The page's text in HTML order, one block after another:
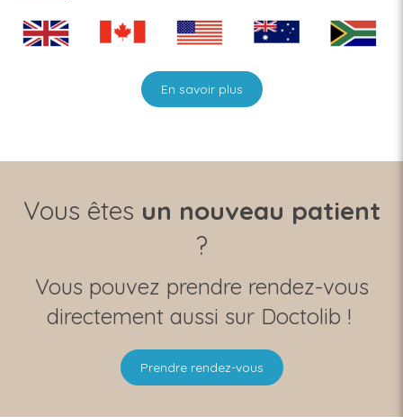
En savoir plus
Vous êtes un nouveau patient
?
Vous pouvez prendre rendez-vous
directement aussi sur Doctolib !
Prendre rendez-vous